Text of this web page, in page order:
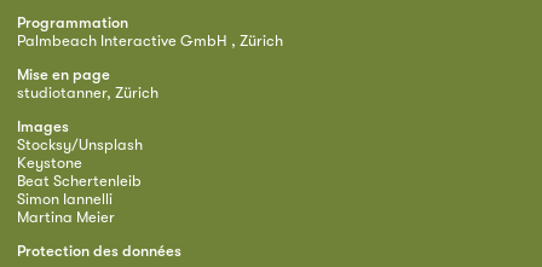
Programmation
Palmbeach Interactive GmbH , Zürich
Mise en page
studiotanner, Zürich
Images
Stocksy/Unsplash
Keystone
Beat Schertenleib
Simon Iannelli
Martina Meier
Protection des données